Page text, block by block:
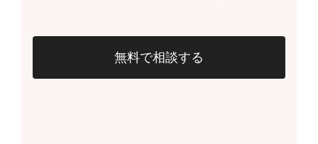
無料で相談する